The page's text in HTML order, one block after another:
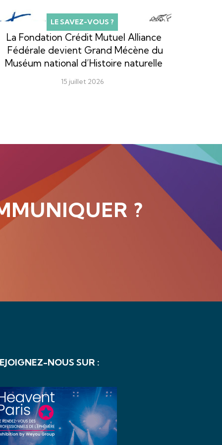
LE SAVEZ-VOUS ?
La Fondation Crédit Mutuel Alliance
Fédérale devient Grand Mécène du
Muséum national d’Histoire naturelle
15 juillet 2026
?
NOUS SUR :